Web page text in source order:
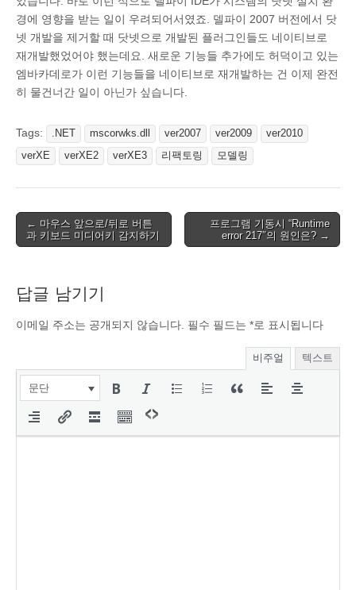
경에 영향을 받는 일이 우려되어서였죠. 델파이 2007 버전에서 닷
넷 개발을 제거할 때 닷넷으로 개발된 플러그인들도 네이티브로
재개발했었어야 했는데요. 새로운 기능들 추가에도 허덕이고 있는
엠바카데로가 이런 기능들을 네이티브로 재개발하는 건 이제 완전
히 물건너간 일이 아닌가 싶습니다.
Tags: .NET mscorwks.dll ver2007 ver2009
ver2010
verXE
verXE2 verXE3 리팩토링 모델링
Post
navigation
← 마우스 앞으로/뒤로 버튼
과 키보드 미디어키 감지하기
프로그램 기동시 “Runtime
error 217″의 원인은? →
답글 남기기
이메일 주소는 공개되지 않습니다. 필수 필드는 *로 표시됩니다
비주얼 텍스트
문단